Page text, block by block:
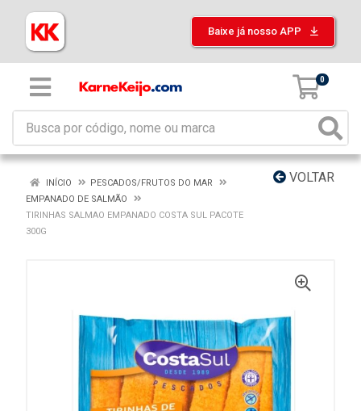
Baixe já nosso APP
0
VOLTAR
INÍCIO
PESCADOS/FRUTOS DO MAR
EMPANADO DE SALMÃO
TIRINHAS SALMAO EMPANADO COSTA SUL PACOTE
300G